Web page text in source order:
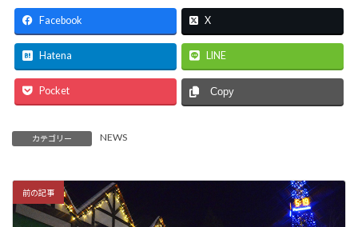
Facebook X
Hatena LINE
Pocket Copy
カテゴリー NEWS
前の記事